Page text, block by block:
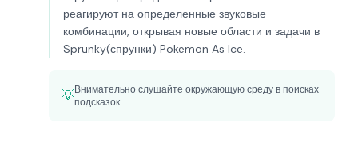
реагируют на определенные звуковые
комбинации, открывая новые области и задачи в
Sprunky(спрунки) Pokemon As Ice.
💡Внимательно слушайте окружающую среду в поисках
подсказок.